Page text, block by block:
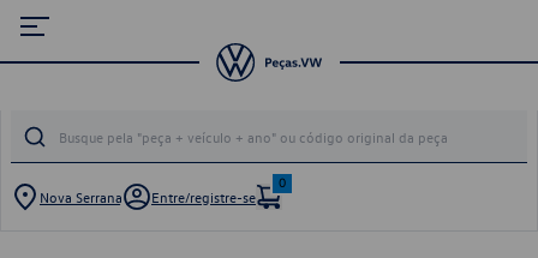
Nova Serrana Entre/registre-se
0